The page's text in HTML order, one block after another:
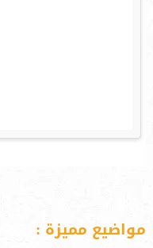
مواضيع مميزة :